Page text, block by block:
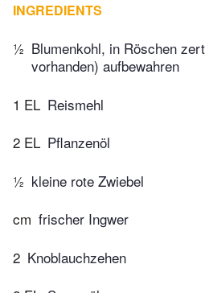
INGREDIENTS
½ Blumenkohl, in Röschen
vorhanden) aufbewahren
1 EL Reismehl
2 EL Pflanzenöl
½ kleine rote Zwiebel
cm frischer Ingwer
2 Knoblauchzehen